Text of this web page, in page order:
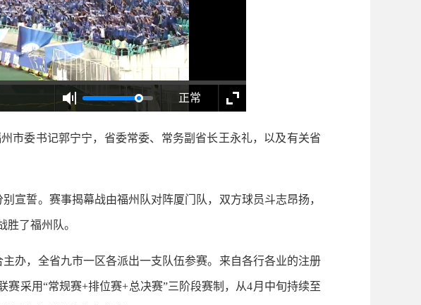
正常
委书记郭宁宁，省委常委、常务副省长王永礼，以及有关省
誓。赛事揭幕战由福州队对阵厦门队，双方球员斗志昂扬，
了福州队。
，全省九市一区各派出一支队伍参赛。来自各行各业的注册
采用“常规赛+排位赛+总决赛”三阶段赛制，从4月中旬持续至